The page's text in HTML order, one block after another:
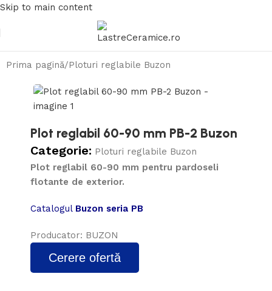
Skip to main content
Prima pagină/Ploturi reglabile Buzon
Plot reglabil 60-90 mm PB-2 Buzon
Categorie: Ploturi reglabile Buzon
Plot reglabil 60-90 mm pentru pardoseli
flotante de exterior.
Catalogul Buzon seria PB
Producator: BUZON
Cerere ofertă